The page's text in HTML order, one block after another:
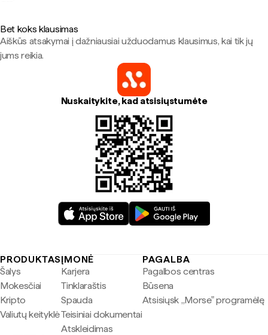
Bet koks klausimas
Aiškūs atsakymai į dažniausiai užduodamus klausimus, kai tik jų
jums reikia.
Nuskaitykite, kad atsisiųstumėte
PRODUKTAS
Šalys
Mokesčiai
Kripto
Valiutų keityklė
ĮMONĖ
Karjera
Tinklaraštis
Spauda
Teisiniai dokumentai
Atskleidimas
PAGALBA
Pagalbos centras
Būsena
Atsisiųsk „Morse" programėlę